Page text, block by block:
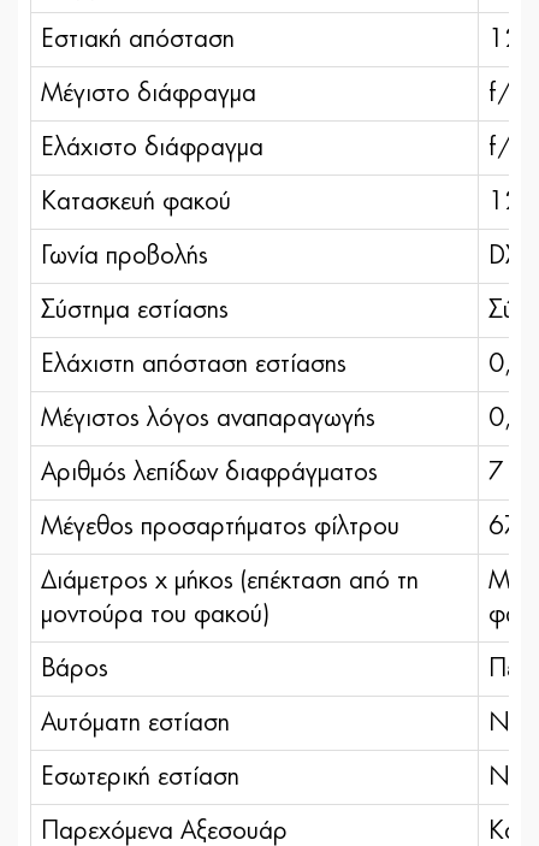
Εστιακή απόσταση 12-
Μέγιστο διάφραγμα f/
Ελάχιστο διάφραγμα f/
Κατασκευή φακού 12
Γωνία προβολής DX
Σύστημα εστίασης
Ελάχιστη απόσταση εστίασης 0,19
Μέγιστος λόγος αναπαραγωγής
Αριθμός λεπίδων διαφράγματος 7
Μέγεθος προσαρτήματος φίλτρου 67
Διάμετρος x μήκος (επέκταση από τη
μοντούρα του φακού)
Βάρος
Αυτόματη εστίαση Ναι
Εσωτερική εστίαση Ναι
Παρεχόμενα Αξεσουάρ